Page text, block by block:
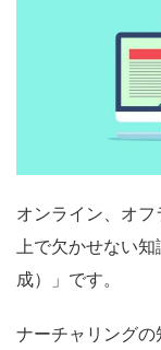
オンライン、オ
上で欠かせない
成）」です。
ナーチャリング